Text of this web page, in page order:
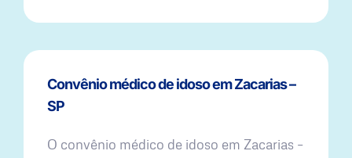
Convênio médico de idoso em Zacarias –
SP
O convênio médico de idoso em Zacarias –